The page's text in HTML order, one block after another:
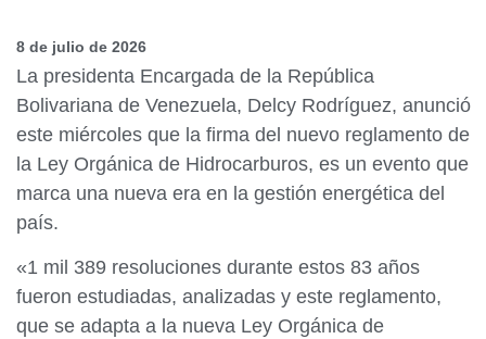
8 de julio de 2026
La presidenta Encargada de la República
Bolivariana de Venezuela, Delcy Rodríguez, anunció
este miércoles que la firma del nuevo reglamento de
la Ley Orgánica de Hidrocarburos, es un evento que
marca una nueva era en la gestión energética del
país.
«1 mil 389 resoluciones durante estos 83 años
fueron estudiadas, analizadas y este reglamento,
que se adapta a la nueva Ley Orgánica de